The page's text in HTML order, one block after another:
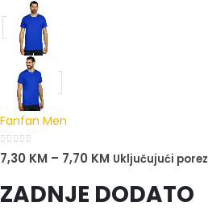
Fanfan Men
0out of 5
7,30 KM – 7,70 KM Uključujući porez
ZADNJE DODATO